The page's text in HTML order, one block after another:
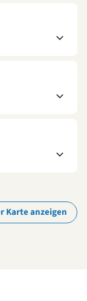
Karte anzeigen